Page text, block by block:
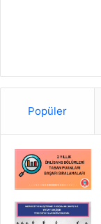
Popüler